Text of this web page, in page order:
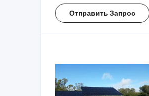
Отправить Запрос